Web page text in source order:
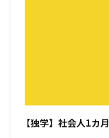
【独学】社会人1カ